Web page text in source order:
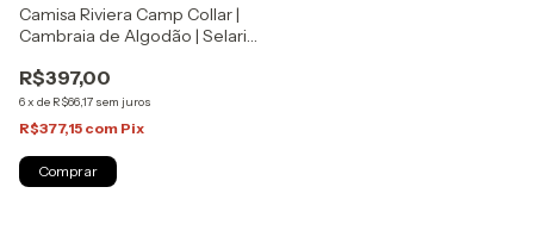
Camisa Riviera Camp Collar |
Cambraia de Algodão | Selaria
R$397,00
6x de R$66,17 sem juros
R$377,15 com Pix
Comprar